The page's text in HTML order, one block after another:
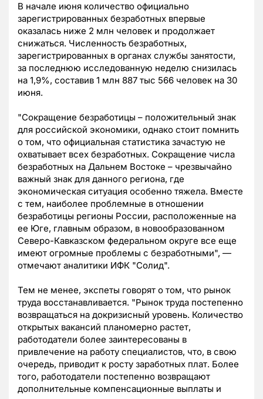
В начале июня количество официально
зарегистрированных безработных впервые
оказалась ниже 2 млн человек и продолжает
снижаться. Численность безработных,
зарегистрированных в органах службы занятости,
за последнюю исследованную неделю снизилась
на 1,9%, составив 1 млн 887 тыс 566 человек на 30
июня.
"Сокращение безработицы – положительный знак
для российской экономики, однако стоит помнить
о том, что официальная статистика зачастую не
охватывает всех безработных. Сокращение числа
безработных на Дальнем Востоке – чрезвычайно
важный знак для данного региона, где
экономическая ситуация особенно тяжела. Вместе
с тем, наиболее проблемные в отношении
безработицы регионы России, расположенные на
ее Юге, главным образом, в новообразованном
Северо-Кавказском федеральном округе все еще
имеют огромные проблемы с безработными", —
отмечают аналитики ИФК "Солид".
Тем не менее, экспеты говорят о том, что рынок
труда восстанавливается. "Рынок труда постепенно
возвращаться на докризисный уровень. Количество
открытых вакансий планомерно растет,
работодатели более заинтересованы в
привлечение на работу специалистов, что, в свою
очередь, приводит к росту заработных плат. Более
того, работодатели постепенно возвращают
дополнительные компенсационные выплаты и